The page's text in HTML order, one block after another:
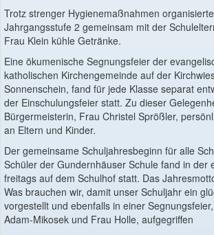
Trotz strenger Hygienemaßnahmen
Jahrgangsstufe 2 gemeinsam mit der
Frau Klein kühle Getränke.
Eine ökumenische Segnungsfeier der
katholischen Kirchengemeinde auf der
Sonnenschein, fand für jede Klasse separat
der Einschulungsfeier statt. Zu dieser
Bürgermeisterin, Frau Christel Sprößler,
an Eltern und Kinder.
Der gemeinsame Schuljahresbeginn für alle
Schüler der Gundernhäuser Schule fand in der
freitags auf dem Schulhof statt. Das
Was brauchen wir, damit unser Schuljahr ein
vorgestellt und ebenfalls in einer
Adam-Mikosek und Frau Holle, aufgegriffen